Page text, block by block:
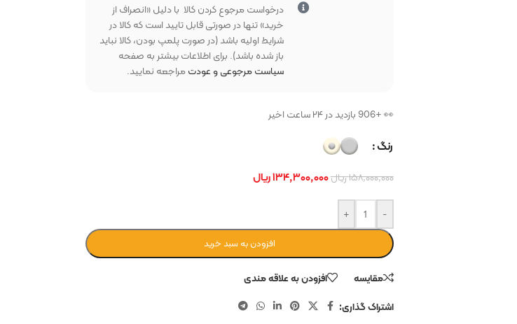
درخواست مرجوع کردن کالا با دلیل «انصراف از
خرید» تنها در صورتی قابل تایید است که کالا در
شرایط اولیه باشد (در صورت پلمپ بودن، کالا نباید
باز شده باشد). برای اطلاعات بیشتر به صفحه
سیاست مرجوعی و عودتمراجعه نمایید.
👀 +906 بازدید در ۲۴ ساعت اخیر
رنگ
۱۵۸,۰۰۰,۰۰۰ریال۱۳۴,۳۰۰,۰۰۰ریال
-
+
افزودن به سبد خرید
مقایسه
افزودن به علاقه مندی
اشتراک گذاری: